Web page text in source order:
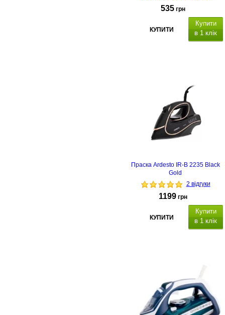
535 грн
КУПИТИ
Купити
в 1 клік
Праска Ardesto IR-B 2235 Black
Gold
2 відгуки
1199 грн
КУПИТИ
Купити
в 1 клік